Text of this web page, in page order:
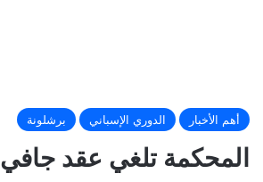
أهم الأخبار الدوري الإسباني برشلونة
المحكمة تلغي عقد جافي